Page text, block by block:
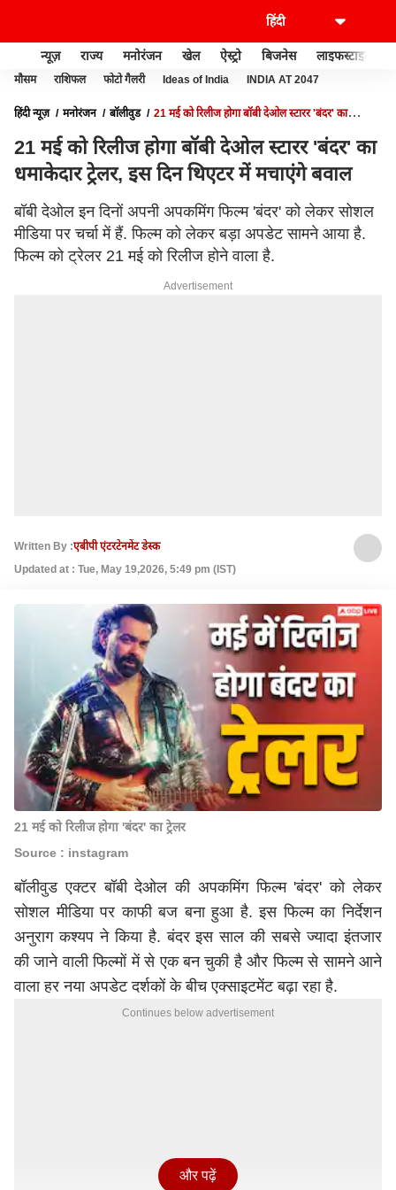
न्यूज़ राज्य मनोरंजन खेल ऐस्ट्रो बिजनेस लाइफस्टाइल
मौसम राशिफल फोटो गैलरी Ideas of India INDIA AT 2047
हिंदी न्यूज़ मनोरंजन बॉलीवुड
21 मई को रिलीज होगा बॉबी देओल स्टारर 'बंदर' का
21 मई को रिलीज होगा बॉबी देओल स्टारर 'बंदर' का
धमाकेदार ट्रेलर, इस दिन थिएटर में मचाएंगे बवाल
बॉबी देओल इन दिनों अपनी अपकमिंग फिल्म 'बंदर' को लेकर सोशल
मीडिया पर चर्चा में हैं. फिल्म को लेकर बड़ा अपडेट सामने आया है.
फिल्म को ट्रेलर 21 मई को रिलीज होने वाला है.
Advertisement
Written By :एबीपी एंटरटेनमेंट डेस्क
Updated at : Tue, May 19,2026, 5:49 pm (IST)
21 मई को रिलीज होगा 'बंदर' का ट्रेलर
Source : instagram
बॉलीवुड एक्टर बॉबी देओल की अपकमिंग फिल्म 'बंदर' को लेकर
सोशल मीडिया पर काफी बज बना हुआ है. इस फिल्म का निर्देशन
अनुराग कश्यप ने किया है. बंदर इस साल की सबसे ज्यादा इंतजार
की जाने वाली फिल्मों में से एक बन चुकी है और फिल्म से सामने आने
वाला हर नया अपडेट दर्शकों के बीच एक्साइटमेंट बढ़ा रहा है.
Continues below advertisement
और पढ़ें